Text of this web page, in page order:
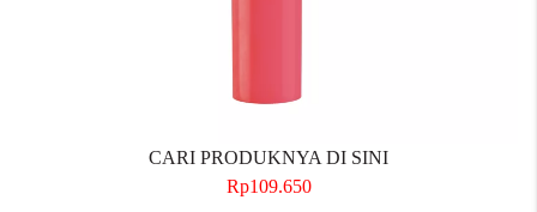
CARI PRODUKNYA DI SINI
Rp109.650